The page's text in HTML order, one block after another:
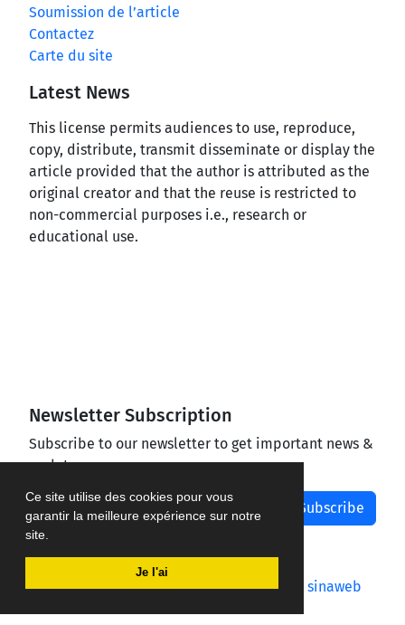
Ce site utilise des cookies pour vous
garantir la meilleure expérience sur notre
site.
Je l'ai
Soumission de l’article
Contactez
Carte du site
Latest News
This license permits audiences to use, reproduce,
copy, distribute, transmit disseminate or display the
article provided that the author is attributed as the
original creator and that the reuse is restricted to
non-commercial purposes i.e., research or
educational use.
Newsletter Subscription
Subscribe to our newsletter to get important news &
updates
Subscribe
Journal management system.designed by sinaweb